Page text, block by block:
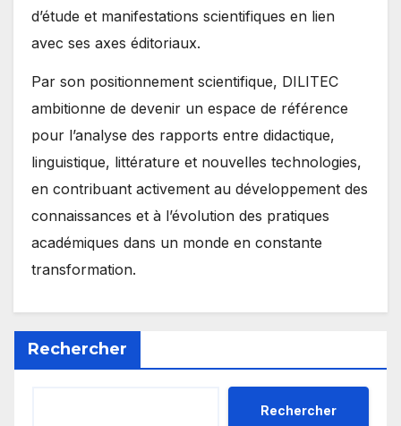
d’étude et manifestations scientifiques en lien
avec ses axes éditoriaux.
Par son positionnement scientifique, DILITEC
ambitionne de devenir un espace de référence
pour l’analyse des rapports entre didactique,
linguistique, littérature et nouvelles technologies,
en contribuant activement au développement des
connaissances et à l’évolution des pratiques
académiques dans un monde en constante
transformation.
Rechercher
Rechercher